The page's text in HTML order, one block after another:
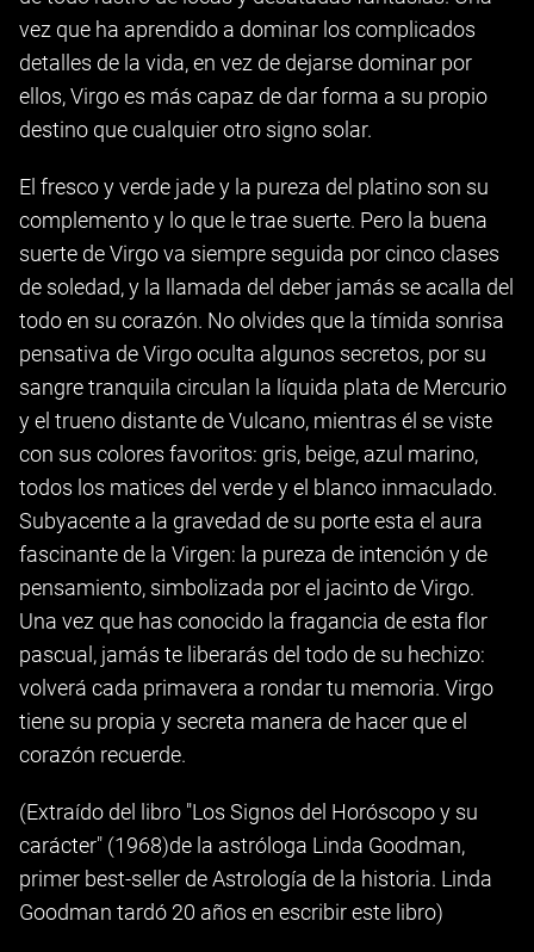
vez que ha aprendido a dominar los complicados
detalles de la vida, en vez de dejarse dominar por
ellos, Virgo es más capaz de dar forma a su propio
destino que cualquier otro signo solar.
El fresco y verde jade y la pureza del platino son su
complemento y lo que le trae suerte. Pero la buena
suerte de Virgo va siempre seguida por cinco clases
de soledad, y la llamada del deber jamás se acalla del
todo en su corazón. No olvides que la tímida sonrisa
pensativa de Virgo oculta algunos secretos, por su
sangre tranquila circulan la líquida plata de Mercurio
y el trueno distante de Vulcano, mientras él se viste
con sus colores favoritos: gris, beige, azul marino,
todos los matices del verde y el blanco inmaculado.
Subyacente a la gravedad de su porte esta el aura
fascinante de la Virgen: la pureza de intención y de
pensamiento, simbolizada por el jacinto de Virgo.
Una vez que has conocido la fragancia de esta flor
pascual, jamás te liberarás del todo de su hechizo:
volverá cada primavera a rondar tu memoria. Virgo
tiene su propia y secreta manera de hacer que el
corazón recuerde.
(Extraído del libro "Los Signos del Horóscopo y su
carácter" (1968)de la astróloga Linda Goodman,
primer best-seller de Astrología de la historia. Linda
Goodman tardó 20 años en escribir este libro)